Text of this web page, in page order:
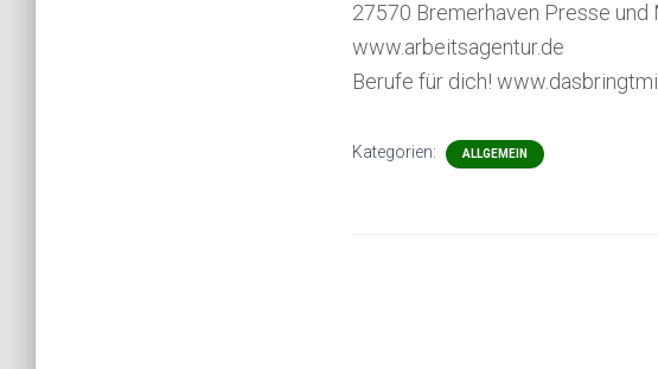
27570 Bremerhaven Presse und
www.arbeitsagentur.de
Berufe für dich!
Kategorien: ALLGEMEIN